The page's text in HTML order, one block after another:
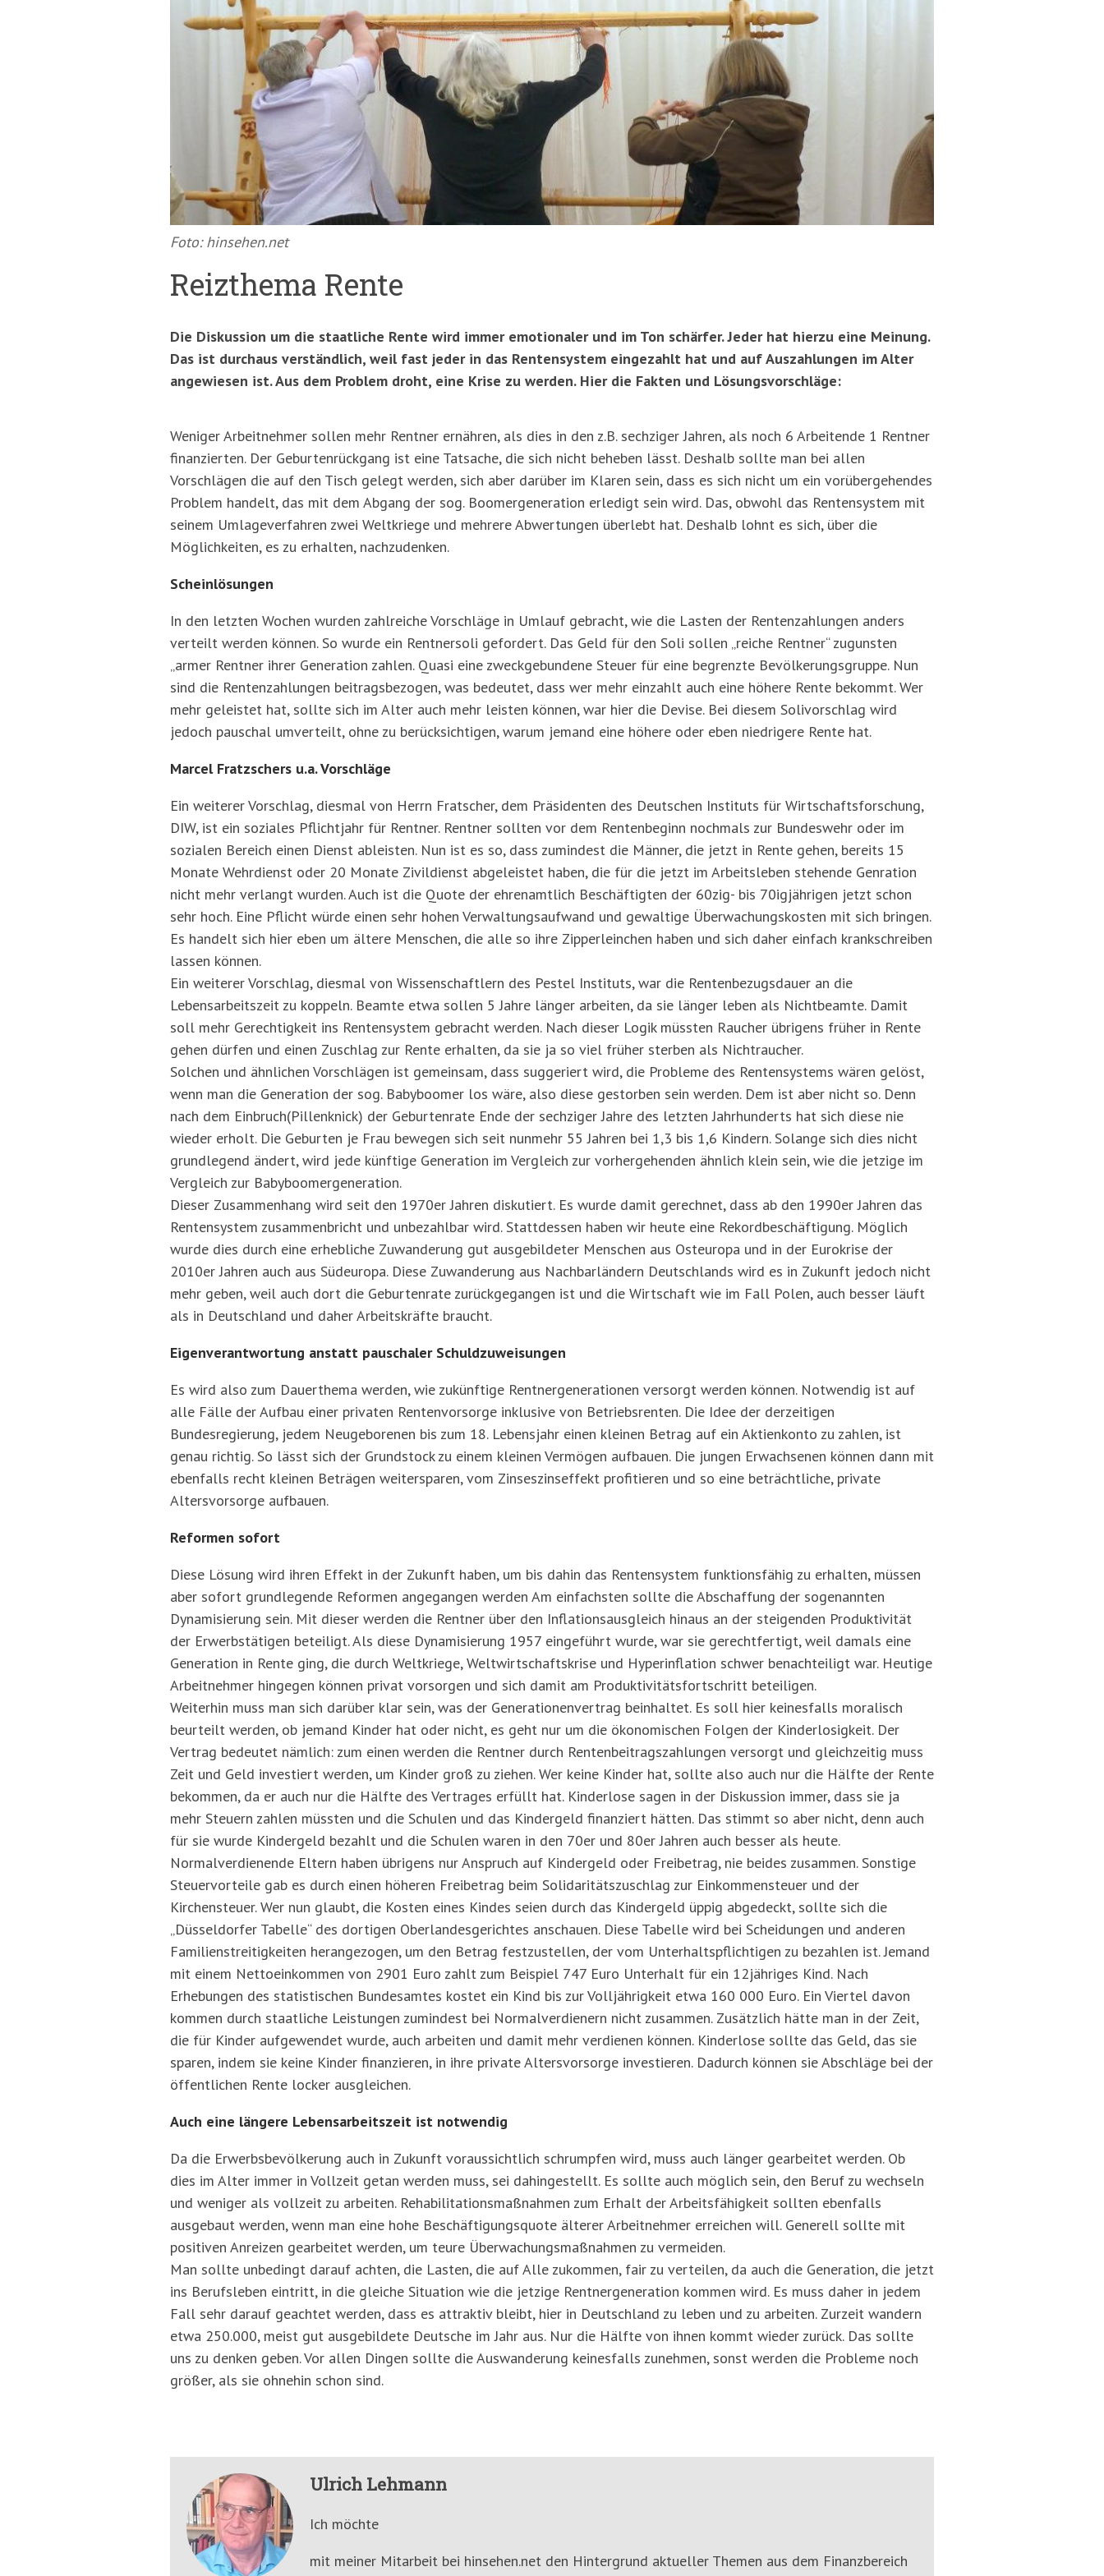
Foto: hinsehen.net
Reizthema Rente
Die Diskussion um die staatliche Rente wird immer emotionaler und im Ton schärfer. Jeder hat hierzu eine Meinung.
Das ist durchaus verständlich, weil fast jeder in das Rentensystem eingezahlt hat und auf Auszahlungen im Alter
angewiesen ist. Aus dem Problem droht, eine Krise zu werden. Hier die Fakten und Lösungsvorschläge:
Weniger Arbeitnehmer sollen mehr Rentner ernähren, als dies in den z.B. sechziger Jahren, als noch 6 Arbeitende 1 Rentner
finanzierten. Der Geburtenrückgang ist eine Tatsache, die sich nicht beheben lässt. Deshalb sollte man bei allen
Vorschlägen die auf den Tisch gelegt werden, sich aber darüber im Klaren sein, dass es sich nicht um ein vorübergehendes
Problem handelt, das mit dem Abgang der sog. Boomergeneration erledigt sein wird. Das, obwohl das Rentensystem mit
seinem Umlageverfahren zwei Weltkriege und mehrere Abwertungen überlebt hat. Deshalb lohnt es sich, über die
Möglichkeiten, es zu erhalten, nachzudenken.
Scheinlösungen
In den letzten Wochen wurden zahlreiche Vorschläge in Umlauf gebracht, wie die Lasten der Rentenzahlungen anders
verteilt werden können. So wurde ein Rentnersoli gefordert. Das Geld für den Soli sollen „reiche Rentner“ zugunsten
„armer Rentner ihrer Generation zahlen. Quasi eine zweckgebundene Steuer für eine begrenzte Bevölkerungsgruppe. Nun
sind die Rentenzahlungen beitragsbezogen, was bedeutet, dass wer mehr einzahlt auch eine höhere Rente bekommt. Wer
mehr geleistet hat, sollte sich im Alter auch mehr leisten können, war hier die Devise. Bei diesem Solivorschlag wird
jedoch pauschal umverteilt, ohne zu berücksichtigen, warum jemand eine höhere oder eben niedrigere Rente hat.
Marcel Fratzschers u.a. Vorschläge
Ein weiterer Vorschlag, diesmal von Herrn Fratscher, dem Präsidenten des Deutschen Instituts für Wirtschaftsforschung,
DIW, ist ein soziales Pflichtjahr für Rentner. Rentner sollten vor dem Rentenbeginn nochmals zur Bundeswehr oder im
sozialen Bereich einen Dienst ableisten. Nun ist es so, dass zumindest die Männer, die jetzt in Rente gehen, bereits 15
Monate Wehrdienst oder 20 Monate Zivildienst abgeleistet haben, die für die jetzt im Arbeitsleben stehende Genration
nicht mehr verlangt wurden. Auch ist die Quote der ehrenamtlich Beschäftigten der 60zig- bis 70igjährigen jetzt schon
sehr hoch. Eine Pflicht würde einen sehr hohen Verwaltungsaufwand und gewaltige Überwachungskosten mit sich bringen.
Es handelt sich hier eben um ältere Menschen, die alle so ihre Zipperleinchen haben und sich daher einfach krankschreiben
lassen können.
Ein weiterer Vorschlag, diesmal von Wissenschaftlern des Pestel Instituts, war die Rentenbezugsdauer an die
Lebensarbeitszeit zu koppeln. Beamte etwa sollen 5 Jahre länger arbeiten, da sie länger leben als Nichtbeamte. Damit
soll mehr Gerechtigkeit ins Rentensystem gebracht werden. Nach dieser Logik müssten Raucher übrigens früher in Rente
gehen dürfen und einen Zuschlag zur Rente erhalten, da sie ja so viel früher sterben als Nichtraucher.
Solchen und ähnlichen Vorschlägen ist gemeinsam, dass suggeriert wird, die Probleme des Rentensystems wären gelöst,
wenn man die Generation der sog. Babyboomer los wäre, also diese gestorben sein werden. Dem ist aber nicht so. Denn
nach dem Einbruch(Pillenknick) der Geburtenrate Ende der sechziger Jahre des letzten Jahrhunderts hat sich diese nie
wieder erholt. Die Geburten je Frau bewegen sich seit nunmehr 55 Jahren bei 1,3 bis 1,6 Kindern. Solange sich dies nicht
grundlegend ändert, wird jede künftige Generation im Vergleich zur vorhergehenden ähnlich klein sein, wie die jetzige im
Vergleich zur Babyboomergeneration.
Dieser Zusammenhang wird seit den 1970er Jahren diskutiert. Es wurde damit gerechnet, dass ab den 1990er Jahren das
Rentensystem zusammenbricht und unbezahlbar wird. Stattdessen haben wir heute eine Rekordbeschäftigung. Möglich
wurde dies durch eine erhebliche Zuwanderung gut ausgebildeter Menschen aus Osteuropa und in der Eurokrise der
2010er Jahren auch aus Südeuropa. Diese Zuwanderung aus Nachbarländern Deutschlands wird es in Zukunft jedoch nicht
mehr geben, weil auch dort die Geburtenrate zurückgegangen ist und die Wirtschaft wie im Fall Polen, auch besser läuft
als in Deutschland und daher Arbeitskräfte braucht.
Eigenverantwortung anstatt pauschaler Schuldzuweisungen
Es wird also zum Dauerthema werden, wie zukünftige Rentnergenerationen versorgt werden können. Notwendig ist auf
alle Fälle der Aufbau einer privaten Rentenvorsorge inklusive von Betriebsrenten. Die Idee der derzeitigen
Bundesregierung, jedem Neugeborenen bis zum 18. Lebensjahr einen kleinen Betrag auf ein Aktienkonto zu zahlen, ist
genau richtig. So lässt sich der Grundstock zu einem kleinen Vermögen aufbauen. Die jungen Erwachsenen können dann mit
ebenfalls recht kleinen Beträgen weitersparen, vom Zinseszinseffekt profitieren und so eine beträchtliche, private
Altersvorsorge aufbauen.
Reformen sofort
Diese Lösung wird ihren Effekt in der Zukunft haben, um bis dahin das Rentensystem funktionsfähig zu erhalten, müssen
aber sofort grundlegende Reformen angegangen werden Am einfachsten sollte die Abschaffung der sogenannten
Dynamisierung sein. Mit dieser werden die Rentner über den Inflationsausgleich hinaus an der steigenden Produktivität
der Erwerbstätigen beteiligt. Als diese Dynamisierung 1957 eingeführt wurde, war sie gerechtfertigt, weil damals eine
Generation in Rente ging, die durch Weltkriege, Weltwirtschaftskrise und Hyperinflation schwer benachteiligt war. Heutige
Arbeitnehmer hingegen können privat vorsorgen und sich damit am Produktivitätsfortschritt beteiligen.
Weiterhin muss man sich darüber klar sein, was der Generationenvertrag beinhaltet. Es soll hier keinesfalls moralisch
beurteilt werden, ob jemand Kinder hat oder nicht, es geht nur um die ökonomischen Folgen der Kinderlosigkeit. Der
Vertrag bedeutet nämlich: zum einen werden die Rentner durch Rentenbeitragszahlungen versorgt und gleichzeitig muss
Zeit und Geld investiert werden, um Kinder groß zu ziehen. Wer keine Kinder hat, sollte also auch nur die Hälfte der Rente
bekommen, da er auch nur die Hälfte des Vertrages erfüllt hat. Kinderlose sagen in der Diskussion immer, dass sie ja
mehr Steuern zahlen müssten und die Schulen und das Kindergeld finanziert hätten. Das stimmt so aber nicht, denn auch
für sie wurde Kindergeld bezahlt und die Schulen waren in den 70er und 80er Jahren auch besser als heute.
Normalverdienende Eltern haben übrigens nur Anspruch auf Kindergeld oder Freibetrag, nie beides zusammen. Sonstige
Steuervorteile gab es durch einen höheren Freibetrag beim Solidaritätszuschlag zur Einkommensteuer und der
Kirchensteuer. Wer nun glaubt, die Kosten eines Kindes seien durch das Kindergeld üppig abgedeckt, sollte sich die
„Düsseldorfer Tabelle“ des dortigen Oberlandesgerichtes anschauen. Diese Tabelle wird bei Scheidungen und anderen
Familienstreitigkeiten herangezogen, um den Betrag festzustellen, der vom Unterhaltspflichtigen zu bezahlen ist. Jemand
mit einem Nettoeinkommen von 2901 Euro zahlt zum Beispiel 747 Euro Unterhalt für ein 12jähriges Kind. Nach
Erhebungen des statistischen Bundesamtes kostet ein Kind bis zur Volljährigkeit etwa 160 000 Euro. Ein Viertel davon
kommen durch staatliche Leistungen zumindest bei Normalverdienern nicht zusammen. Zusätzlich hätte man in der Zeit,
die für Kinder aufgewendet wurde, auch arbeiten und damit mehr verdienen können. Kinderlose sollte das Geld, das sie
sparen, indem sie keine Kinder finanzieren, in ihre private Altersvorsorge investieren. Dadurch können sie Abschläge bei der
öffentlichen Rente locker ausgleichen.
Auch eine längere Lebensarbeitszeit ist notwendig
Da die Erwerbsbevölkerung auch in Zukunft voraussichtlich schrumpfen wird, muss auch länger gearbeitet werden. Ob
dies im Alter immer in Vollzeit getan werden muss, sei dahingestellt. Es sollte auch möglich sein, den Beruf zu wechseln
und weniger als vollzeit zu arbeiten. Rehabilitationsmaßnahmen zum Erhalt der Arbeitsfähigkeit sollten ebenfalls
ausgebaut werden, wenn man eine hohe Beschäftigungsquote älterer Arbeitnehmer erreichen will. Generell sollte mit
positiven Anreizen gearbeitet werden, um teure Überwachungsmaßnahmen zu vermeiden.
Man sollte unbedingt darauf achten, die Lasten, die auf Alle zukommen, fair zu verteilen, da auch die Generation, die jetzt
ins Berufsleben eintritt, in die gleiche Situation wie die jetzige Rentnergeneration kommen wird. Es muss daher in jedem
Fall sehr darauf geachtet werden, dass es attraktiv bleibt, hier in Deutschland zu leben und zu arbeiten. Zurzeit wandern
etwa 250.000, meist gut ausgebildete Deutsche im Jahr aus. Nur die Hälfte von ihnen kommt wieder zurück. Das sollte
uns zu denken geben. Vor allen Dingen sollte die Auswanderung keinesfalls zunehmen, sonst werden die Probleme noch
größer, als sie ohnehin schon sind.
Ulrich Lehmann
Ich möchte
mit meiner Mitarbeit bei hinsehen.net den Hintergrund aktueller Themen aus dem Finanzbereich